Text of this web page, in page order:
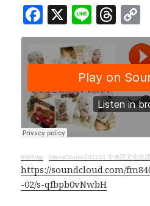
F
a
c
e
b
o
o
k
X Li
n
e
T
h
e
a
d
s
fm840jp · MamaStudio201221 中央区文化生
https://soundcloud.com/
-02/s-qfbpb0vNwbH